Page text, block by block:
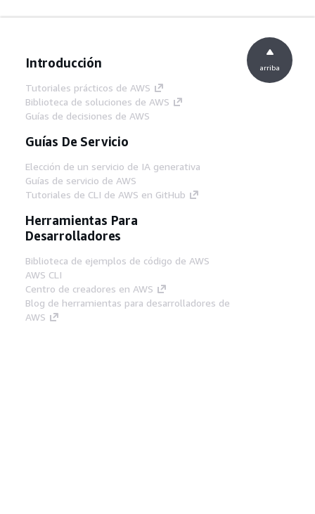
Introducción
Tutoriales prácticos de AWS
Biblioteca de soluciones de AWS
Guías de decisiones de AWS
Guías De Servicio
Elección de un servicio de IA generativa
Guías de servicio de AWS
Tutoriales de CLI de AWS en GitHub
Herramientas Para
Desarrolladores
Biblioteca de ejemplos de código de AWS
AWS CLI
Centro de creadores en AWS
Blog de herramientas para desarrolladores de
AWS
arriba